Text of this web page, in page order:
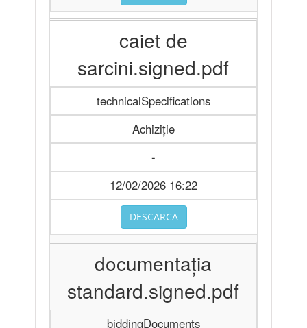
caiet de
sarcini.signed.pdf
technicalSpecifications
Achiziție
-
12/02/2026 16:22
DESCARCA
documentaţia
standard.signed.pdf
biddingDocuments